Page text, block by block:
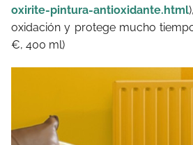
oxirite-pintura-antioxidante.html
oxidación y protege mucho
€, 400 ml)